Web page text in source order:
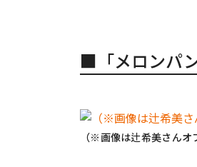
■「メロンパ
（※画像は辻希美さんオ